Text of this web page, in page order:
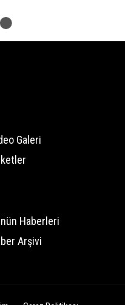
Galeri
Haberleri
Arşivi